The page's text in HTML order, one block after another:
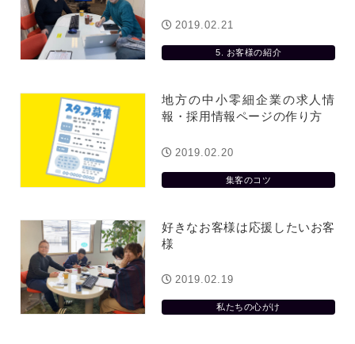
5. お客様の紹介
2019.02.21
地方の中小零細企業の求人情
報・採用情報ページの作り方
集客のコツ
2019.02.20
好きなお客様は応援したいお客
様
私たちの心がけ
2019.02.19